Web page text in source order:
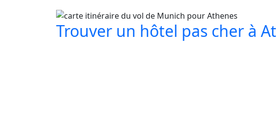
Trouver un hôtel pas cher à